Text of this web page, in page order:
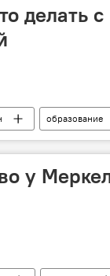
делать с
образование
у